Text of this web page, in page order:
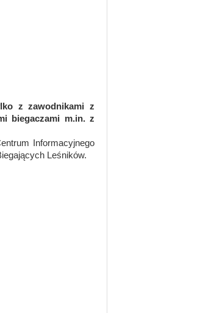
z zawodnikami z
biegaczami m.in. z
Informacyjnego
Leśników.